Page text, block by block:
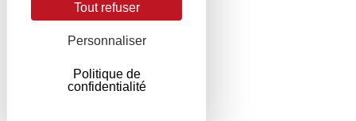
Tout refuser
Personnaliser
Politique de
confidentialité